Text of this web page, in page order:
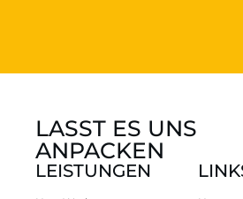
LASST ES UNS
ANPACKEN
LEISTUNGEN